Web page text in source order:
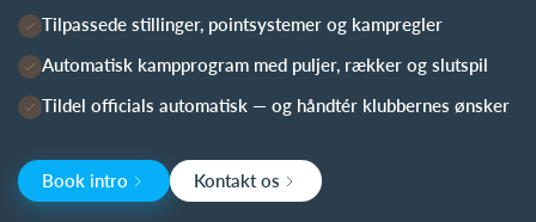
Hvad koster det?
Tilpassede stillinger, pointsystemer og kampregler
Automatisk kampprogram med puljer, rækker og slutspil
Tildel officials automatisk — og håndtér klubbernes ønsker
Book intro Kontakt os